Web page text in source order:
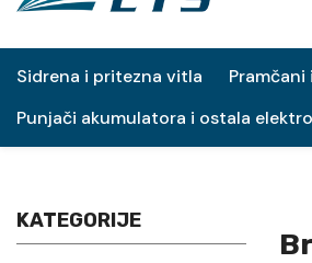
Sidrena i pritezna vitla
Punjači akumulatora i ostala
KATEGORIJE